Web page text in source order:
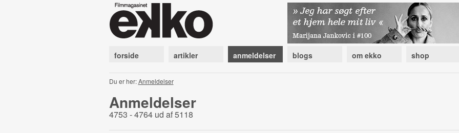
forside artikler anmeldelser blogs om ekko shop
Du er her:Anmeldelser
Anmeldelser
4753 - 4764 ud af 5118